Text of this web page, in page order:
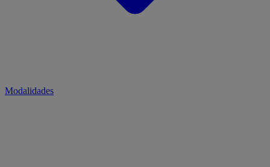
Modalidades